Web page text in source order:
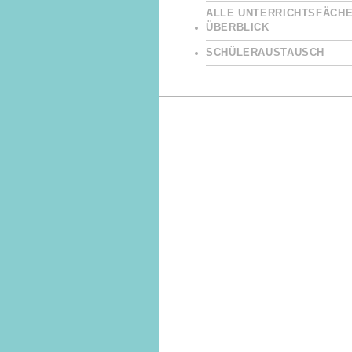
ALLE
ÜBERBLICK
SCHÜLERAUSTAUSCH